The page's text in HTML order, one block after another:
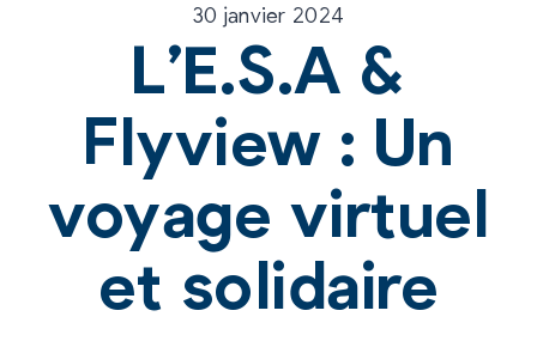
30 janvier 2024
L’E.S.A &
Flyview : Un
voyage virtuel
et solidaire